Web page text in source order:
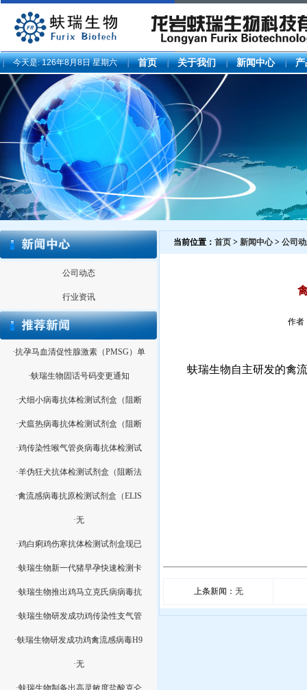
今天是:126年8月8日 星期六 首页 关于我们 新闻中心 产
公司动态
行业资讯
·抗孕马血清促性腺激素（PMSG）单
·蚨瑞生物固话号码变更通知
·犬细小病毒抗体检测试剂盒（阻断
·犬瘟热病毒抗体检测试剂盒（阻断
·鸡传染性喉气管炎病毒抗体检测试
·羊伪狂犬抗体检测试剂盒（阻断法
·禽流感病毒抗原检测试剂盒（ELIS
·无
·鸡白痢鸡伤寒抗体检测试剂盒现已
·蚨瑞生物新一代猪早孕快速检测卡
·蚨瑞生物推出鸡马立克氏病病毒抗
·蚨瑞生物研发成功鸡传染性支气管
·蚨瑞生物研发成功鸡禽流感病毒H9
·无
·蚨瑞生物制备出高灵敏度盐酸克仑
当前位置： 首页 > 新闻中心> 公司
作者
蚨瑞生物自主研发的禽
上条新闻： 无